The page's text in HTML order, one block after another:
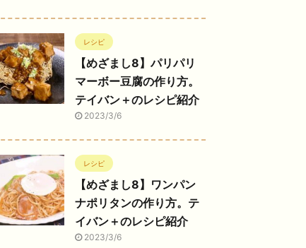
レシピ
【めざまし8】パリパリ
マーボー豆腐の作り方。
テイバン＋のレシピ紹介
2023/3/6
レシピ
【めざまし8】ワンパン
ナポリタンの作り方。テ
イバン＋のレシピ紹介
2023/3/6